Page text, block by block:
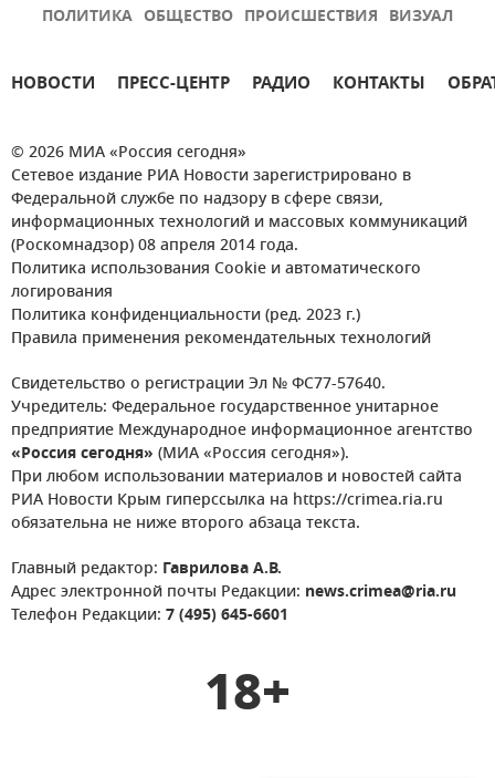
ПОЛИТИКА ОБЩЕСТВО ПРОИСШЕСТВИЯ ВИЗУАЛ
НОВОСТИ ПРЕСС-ЦЕНТР РАДИО КОНТАКТЫ
© 2026 МИА «Россия сегодня»
Сетевое издание РИА Новости зарегистрировано в
Федеральной службе по надзору в сфере связи,
информационных технологий и массовых коммуникаций
(Роскомнадзор) 08 апреля 2014 года.
Политика использования Cookie и автоматического
логирования
Политика конфиденциальности (ред. 2023 г.)
Правила применения рекомендательных технологий
Свидетельство о регистрации Эл № ФС77-57640.
Учредитель: Федеральное государственное унитарное
предприятие Международное информационное агентство
«Россия сегодня» (МИА «Россия сегодня»).
При любом использовании материалов и новостей сайта
РИА Новости Крым гиперссылка на https://crimea.ria.ru
обязательна не ниже второго абзаца текста.
Главный редактор: Гаврилова А.В.
Адрес электронной почты Редакции: news.crimea@ria.ru
Телефон Редакции: 7 (495) 645-6601
18+